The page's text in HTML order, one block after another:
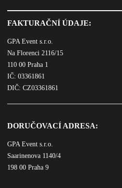
FAKTURAČNÍ ÚDAJE:
GPA Event s.r.o.
Na Florenci 2116/15
110 00 Praha 1
IČ: 03361861
DIČ: CZ03361861
DORUČOVACÍ ADRESA:
GPA Event s.r.o.
Saarinenova 1140/4
198 00 Praha 9